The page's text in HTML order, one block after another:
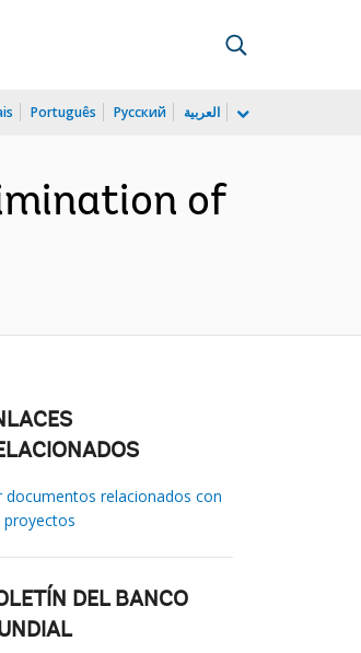
Português Русский العربية
of
documentos relacionados con
proyectos
DEL BANCO